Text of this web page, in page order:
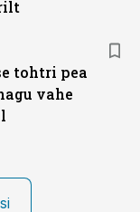
tohtri pea
vahe